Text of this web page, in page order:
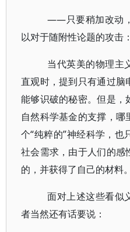
——只要稍加改动
以对于随附性论题的攻击：
当代英美的物理主
直观时，提到只有通过脑
能够识破的秘密。但是，
自然科学基金的支撑，
个“纯粹的”神经科学，
社会需求，由于人们的感
的，并获得了自己的材料。
面对上述这些看似
者当然还有话要说：